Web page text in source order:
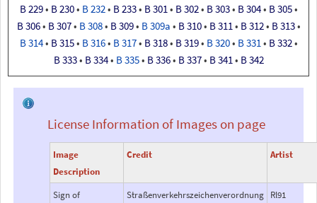
B229• B230• B232• B233• B301• B302• B303• B304• B305•
B306• B307• B308• B309• B309a • B310• B311• B312• B313•
B314• B315• B316• B317• B318• B319• B320• B331• B332•
B333• B334• B335• B336• B337• B341• B342
License Information of Images on page
Image
Description
Credit Artist
Sign of Straßenverkehrszeichenverordnung Rl91